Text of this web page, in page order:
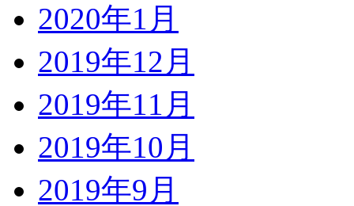
2020年1月
2019年12月
2019年11月
2019年10月
2019年9月